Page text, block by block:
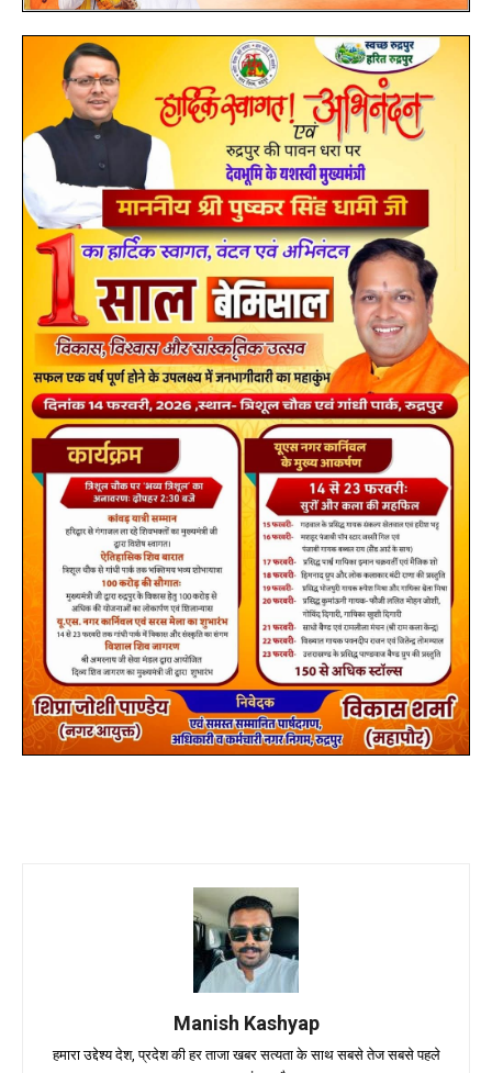
Manish Kashyap
हमारा उद्देश्य देश, प्रदेश की हर ताजा खबर सत्यता के साथ सबसे तेज सबसे पहले